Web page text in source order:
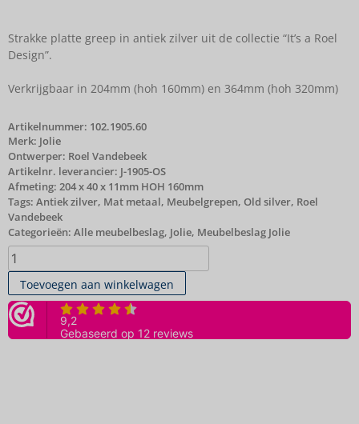
Strakke platte greep in antiek zilver uit de collectie “It’s a Roel
Design”.
Verkrijgbaar in 204mm (hoh 160mm) en 364mm (hoh 320mm)
Artikelnummer: 102.1905.60
Merk: Jolie
Ontwerper: Roel Vandebeek
Artikelnr. leverancier: J-1905-OS
Afmeting: 204 x 40 x 11mm HOH 160mm
Tags: Antiek zilver, Mat metaal, Meubelgrepen, Old silver, Roel
Vandebeek
Categorieën: Alle meubelbeslag, Jolie, Meubelbeslag Jolie
Toevoegen aan winkelwagen